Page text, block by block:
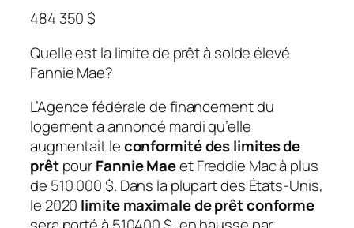
484 350 $
Quelle est la limite de prêt à solde élevé
Fannie Mae?
L’Agence fédérale de financement du
logement a annoncé mardi qu’elle
augmentait leconformité des limites de
prêtpourFannie Maeet Freddie Mac à plus
de 510 000 $. Dans la plupart des États-Unis,
le 2020 limite maximale de prêt conforme